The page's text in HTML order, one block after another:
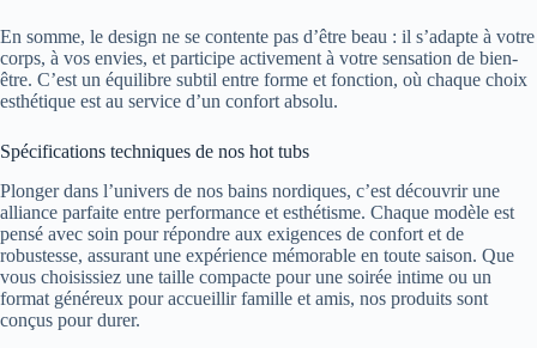
En somme, le design ne se contente pas d’être beau : il s’adapte à votre
corps, à vos envies, et participe activement à votre sensation de bien-
être. C’est un équilibre subtil entre forme et fonction, où chaque choix
esthétique est au service d’un confort absolu.
Spécifications techniques de nos hot tubs
Plonger dans l’univers de nos bains nordiques, c’est découvrir une
alliance parfaite entre performance et esthétisme. Chaque modèle est
pensé avec soin pour répondre aux exigences de confort et de
robustesse, assurant une expérience mémorable en toute saison. Que
vous choisissiez une taille compacte pour une soirée intime ou un
format généreux pour accueillir famille et amis, nos produits sont
conçus pour durer.